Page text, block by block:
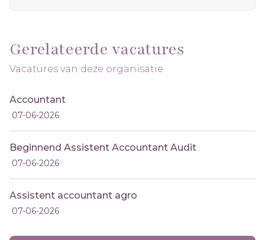
Gerelateerde vacatures
Vacatures van deze organisatie
Accountant
07-06-2026
Beginnend Assistent Accountant Audit
07-06-2026
Assistent accountant agro
07-06-2026